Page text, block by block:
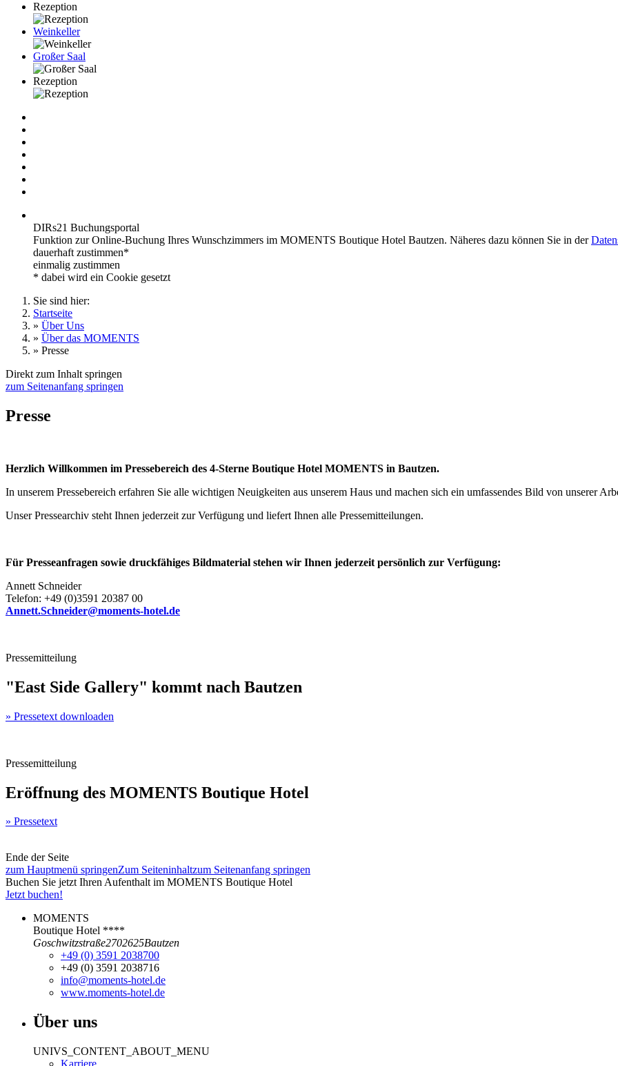
Rezeption
Weinkeller
Großer Saal
Rezeption
DIRs21 Buchungsportal
Funktion zur Online-Buchung Ihres Wunschzimmers im MOMENTS Boutique Hotel Bautzen. Näheres dazu können Sie in der
dauerhaft zustimmen*
einmalig zustimmen
* dabei wird ein Cookie gesetzt
Sie sind hier:
Startseite
» Über Uns
» Über das MOMENTS
» Presse
Direkt zum Inhalt springen
zum Seitenanfang springen
Presse
Herzlich Willkommen im Pressebereich des 4-Sterne Boutique Hotel MOMENTS in Bautzen.
In unserem Pressebereich erfahren Sie alle wichtigen Neuigkeiten aus unserem Haus und machen sich ein umfassendes Bild von unserer
Unser Pressearchiv steht Ihnen jederzeit zur Verfügung und liefert Ihnen alle Pressemitteilungen.
Für Presseanfragen sowie druckfähiges Bildmaterial stehen wir Ihnen jederzeit persönlich zur Verfügung:
Annett Schneider
Telefon: +49 (0)3591 20387 00
Annett.Schneider@moments-hotel.de
Pressemitteilung
"East Side Gallery" kommt nach Bautzen
» Pressetext downloaden
Pressemitteilung
Eröffnung des MOMENTS Boutique Hotel
» Pressetext
Ende der Seite
zum Hauptmenü springenZum Seiteninhaltzum Seitenanfang springen
Buchen Sie jetzt Ihren Aufenthalt im MOMENTS Boutique Hotel
Jetzt buchen!
MOMENTS
Boutique Hotel ****
Goschwitzstraße2702625Bautzen
+49 (0) 3591 2038700
+49 (0) 3591 2038716
info@moments-hotel.de
www.moments-hotel.de
Über uns
UNIVS_CONTENT_ABOUT_MENU